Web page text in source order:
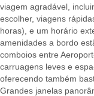
viagem agradável,
escolher, viagens
horas), e um horário
amenidades a bordo
comboios entre
carruagens leves e
oferecendo também
Grandes janelas